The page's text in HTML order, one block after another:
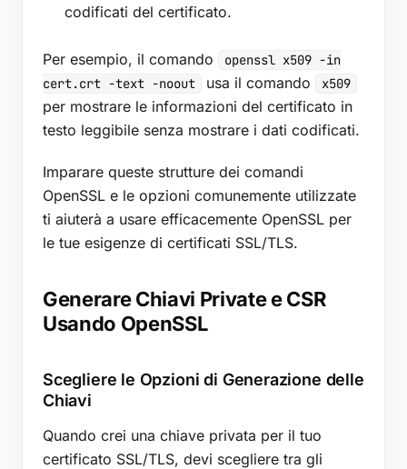
codificati del certificato.
Per esempio, il comando
openssl x509 -in
cert.crt -text -noout
usa il comando x509
per mostrare le informazioni del certificato in
testo leggibile senza mostrare i dati codificati.
Imparare queste strutture dei comandi
OpenSSL e le opzioni comunemente utilizzate
ti aiuterà a usare efficacemente OpenSSL per
le tue esigenze di certificati SSL/TLS.
Generare Chiavi Private e CSR
Usando OpenSSL
Scegliere le Opzioni di Generazione delle
Chiavi
Quando crei una chiave privata per il tuo
certificato SSL/TLS, devi scegliere tra gli